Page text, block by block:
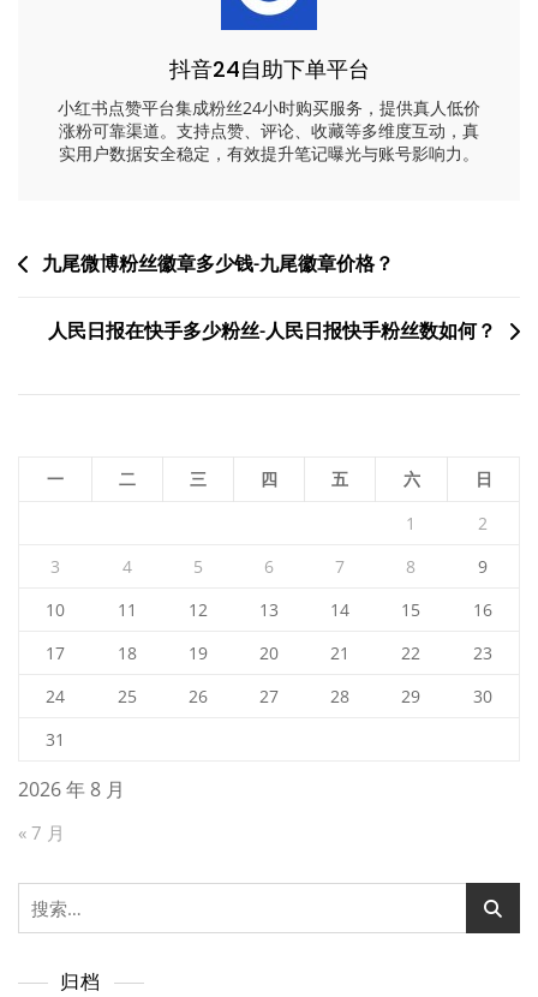
抖音24自助下单平台
小红书点赞平台集成粉丝24小时购买服务，提供真人低价
涨粉可靠渠道。支持点赞、评论、收藏等多维度互动，真
实用户数据安全稳定，有效提升笔记曝光与账号影响力。
文九尾微博粉丝徽章多少钱-九尾徽章价格？
人民日报在快手多少粉丝-人民日报快手粉丝数如何？
2026 年 8 月
一 二 三 四 五 六
日
1
2
3
4 5 6 7 8
9
10
11 12 13 14 15
16
17
18 19 20 21 22
23
24
25 26 27 28 29
30
31
« 7 月
搜
索：
归档